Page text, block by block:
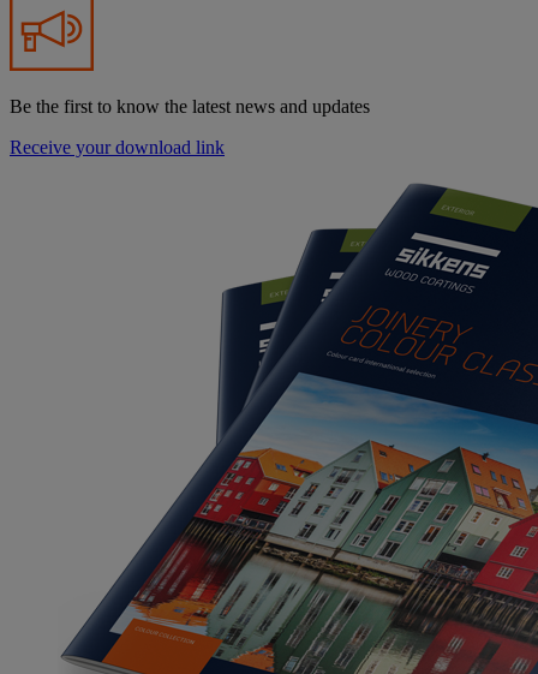
Be the first to know the latest news and updates
Receive your download link